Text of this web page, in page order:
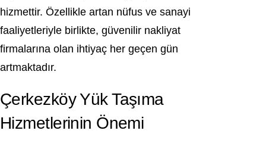
hizmettir. Özellikle artan nüfus ve sanayi
faaliyetleriyle birlikte, güvenilir nakliyat
firmalarına olan ihtiyaç her geçen gün
artmaktadır.
Çerkezköy Yük Taşıma
Hizmetlerinin Önemi